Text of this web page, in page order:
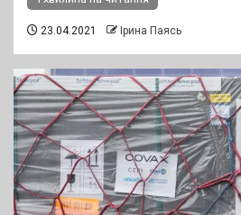
23.04.2021 Ірина Паясь